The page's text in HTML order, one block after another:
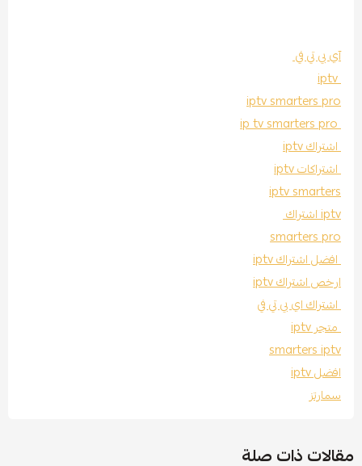
آي بي تي في
iptv
iptv smarters pro
ip tv smarters pro
اشتراك iptv
اشتراكات iptv
iptv smarters
iptv اشتراك
smarters pro
افضل اشتراك iptv
ارخص اشتراك iptv
اشتراك اي بي تي في
متجر iptv
smarters iptv
افضل iptv
سمارتز
مقالات ذات صلة